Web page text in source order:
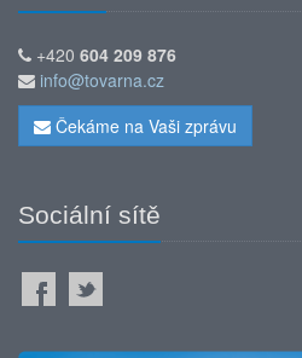
+420 604 209 876
info@tovarna.cz
Čekáme na Vaši zprávu
Sociální sítě